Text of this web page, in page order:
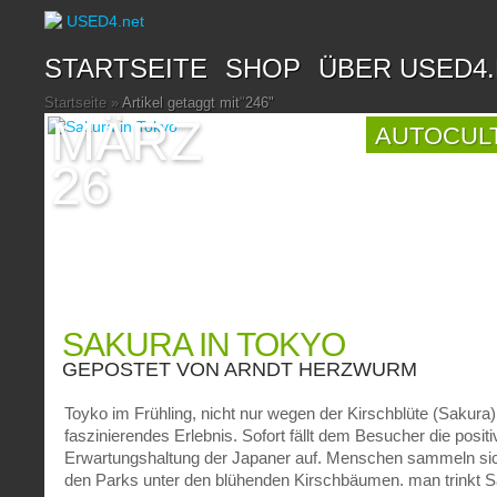
STARTSEITE SHOP ÜBER
Startseite » Artikel getaggt mit"246"
MÄRZ
26
SAKURA IN TOKYO
GEPOSTET VONARNDT HERZWURM
Toyko im Frühling, nicht nur wegen der Kirschblüte
faszinierendes Erlebnis. Sofort fällt dem Besucher die
Erwartungshaltung der Japaner auf. Menschen sammeln
den Parks unter den blühenden Kirschbäumen, man trinkt